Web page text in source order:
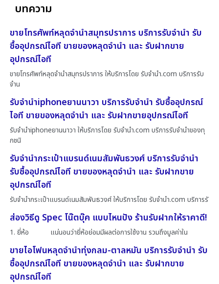
บทความ
ขายโทรศัพท์หลุดจำนำสมุทรปราการ บริการรับจำนำ รับ
ซื้ออุปกรณ์ไอที ขายของหลุดจำนำ และ รับฝากขาย
อุปกรณ์ไอที
ขายโทรศัพท์หลุดจำนำสมุทรปราการ ให้บริการโดย รับจํานํา.com บริการรับ
จำน
รับจำนำiphoneยานนาวา บริการรับจำนำ รับซื้ออุปกรณ์
ไอที ขายของหลุดจำนำ และ รับฝากขายอุปกรณ์ไอที
รับจำนำiphoneยานนาวา ให้บริการโดย รับจํานํา.com บริการรับจำนำของทุ
กชนิ
รับจำนำกระเป๋าแบรนด์เนมสัมพันธวงศ์ บริการรับจำนำ
รับซื้ออุปกรณ์ไอที ขายของหลุดจำนำ และ รับฝากขาย
อุปกรณ์ไอที
รับจำนำกระเป๋าแบรนด์เนมสัมพันธวงศ์ ให้บริการโดย รับจํานํา.com บริการรั
ส่องวิธีดู Spec โน๊ตบุ๊ค แบบไหนปัง ร้านรับฝากให้ราคาดี!
1. ยี่ห้อ แน่นอนว่ายี่ห้อย่อมมีผลต่อการใช้งาน รวมถึงมูลค่าใน
ขายไอโฟนหลุดจำนำทุ่งกลม-ตาลหมัน บริการรับจำนำ รับ
ซื้ออุปกรณ์ไอที ขายของหลุดจำนำ และ รับฝากขาย
อุปกรณ์ไอที